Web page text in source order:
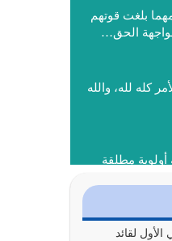
بلغت قوتهم
الحق…
كله لله، والله
مطلقة
خلال القرآن
الأول لقائد